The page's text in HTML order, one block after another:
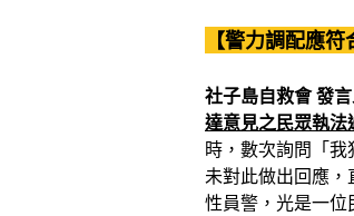
【警力調配應
社子島自救會 發
達意見之民眾執
時，數次詢問「
未對此做出回應
性員警，光是一